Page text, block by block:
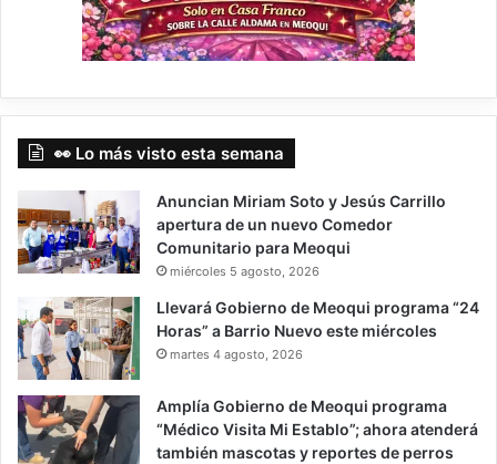
👀 Lo más visto esta semana
Anuncian Miriam Soto y Jesús Carrillo
apertura de un nuevo Comedor
Comunitario para Meoqui
miércoles 5 agosto, 2026
Llevará Gobierno de Meoqui programa “24
Horas” a Barrio Nuevo este miércoles
martes 4 agosto, 2026
Amplía Gobierno de Meoqui programa
“Médico Visita Mi Establo”; ahora atenderá
también mascotas y reportes de perros